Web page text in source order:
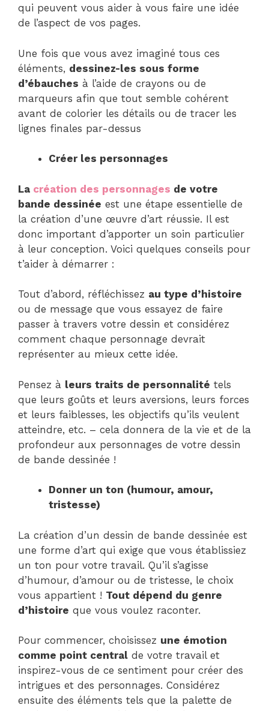
qui peuvent vous aider à vous faire une idée
de l’aspect de vos pages.
Une fois que vous avez imaginé tous ces
éléments, dessinez-les sous forme
d’ébauches à l’aide de crayons ou de
marqueurs afin que tout semble cohérent
avant de colorier les détails ou de tracer les
lignes finales par-dessus
Créer les personnages
La création des personnages de votre
bande dessinée est une étape essentielle de
la création d’une œuvre d’art réussie. Il est
donc important d’apporter un soin particulier
à leur conception. Voici quelques conseils pour
t’aider à démarrer :
Tout d’abord, réfléchissez au type d’histoire
ou de message que vous essayez de faire
passer à travers votre dessin et considérez
comment chaque personnage devrait
représenter au mieux cette idée.
Pensez à leurs traits de personnalité tels
que leurs goûts et leurs aversions, leurs forces
et leurs faiblesses, les objectifs qu’ils veulent
atteindre, etc. – cela donnera de la vie et de la
profondeur aux personnages de votre dessin
de bande dessinée !
Donner un ton (humour, amour,
tristesse)
La création d’un dessin de bande dessinée est
une forme d’art qui exige que vous établissiez
un ton pour votre travail. Qu’il s’agisse
d’humour, d’amour ou de tristesse, le choix
vous appartient ! Tout dépend du genre
d’histoire que vous voulez raconter.
Pour commencer, choisissez une émotion
comme point central de votre travail et
inspirez-vous de ce sentiment pour créer des
intrigues et des personnages. Considérez
ensuite des éléments tels que la palette de